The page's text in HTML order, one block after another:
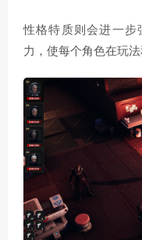
性格特质则会进一步
力，使每个角色在玩